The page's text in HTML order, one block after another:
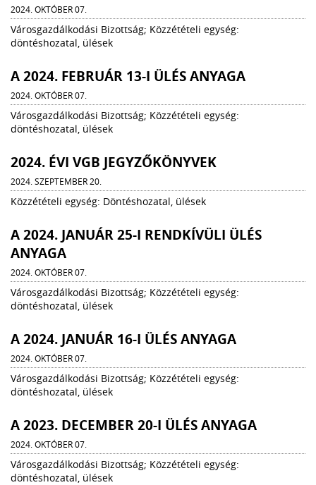
2024. OKTÓBER 07.
Városgazdálkodási Bizottság; Közzétételi egység:
döntéshozatal, ülések
A 2024. FEBRUÁR 13-I ÜLÉS ANYAGA
2024. OKTÓBER 07.
Városgazdálkodási Bizottság; Közzétételi egység:
döntéshozatal, ülések
2024. ÉVI VGB JEGYZŐKÖNYVEK
2024. SZEPTEMBER 20.
Közzétételi egység: Döntéshozatal, ülések
A 2024. JANUÁR 25-I RENDKÍVÜLI ÜLÉS
ANYAGA
2024. OKTÓBER 07.
Városgazdálkodási Bizottság; Közzétételi egység:
döntéshozatal, ülések
A 2024. JANUÁR 16-I ÜLÉS ANYAGA
2024. OKTÓBER 07.
Városgazdálkodási Bizottság; Közzétételi egység:
döntéshozatal, ülések
A 2023. DECEMBER 20-I ÜLÉS ANYAGA
2024. OKTÓBER 07.
Városgazdálkodási Bizottság; Közzétételi egység:
döntéshozatal, ülések